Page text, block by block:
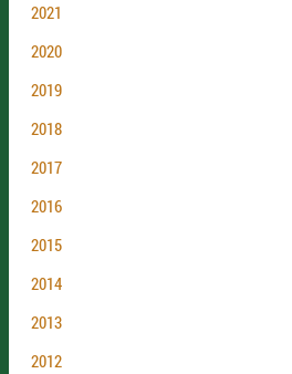
2021
2020
2019
2018
2017
2016
2015
2014
2013
2012